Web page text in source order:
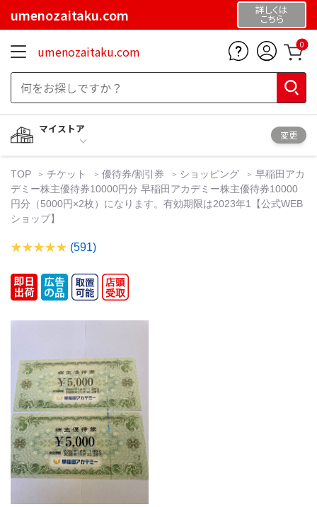
umenozaitaku.com 詳しくは
こちら
umenozaitaku.com 0
マイストア
変更
TOP チケット 優待券/割引券 ショッピング
早稲田アカ
デミー株主優待券10000円分 早稲田アカデミー株主優待券10000
円分（5000円×2枚）になります。有効期限は2023年1【公式WEB
ショップ】
(591)